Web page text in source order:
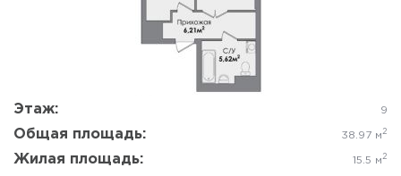
Этаж: 9
Общая площадь: 38.97 м 2
Жилая площадь: 15.5 м 2
Да, удалить Отмена